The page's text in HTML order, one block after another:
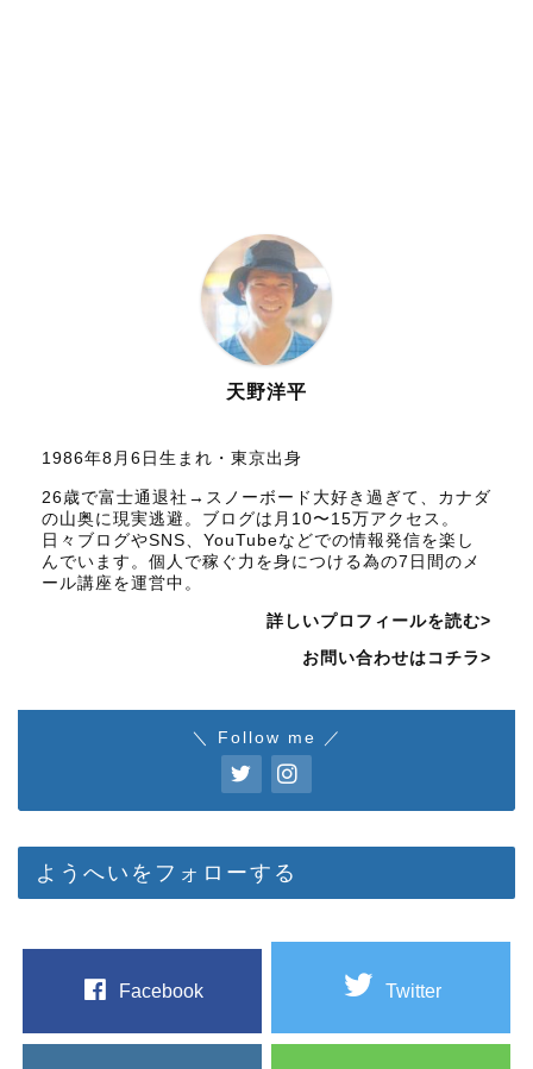
天野洋平
1986年8月6日生まれ・東京出身
26歳で富士通退社→スノーボード大好き過ぎて、カナダ
の山奥に現実逃避。ブログは月10〜15万アクセス。
日々ブログやSNS、YouTubeなどでの情報発信を楽し
んでいます。個人で稼ぐ力を身につける為の7日間のメ
ール講座を運営中。
詳しいプロフィールを読む>
お問い合わせはコチラ>
＼ Follow me ／
ようへいをフォローする
Facebook Twitter